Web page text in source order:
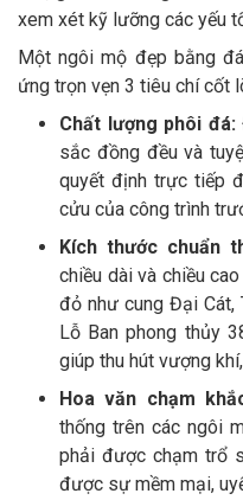
xem xét kỹ lưỡng các yếu
Một ngôi mộ đẹp bằng
ứng trọn vẹn 3 tiêu chí cốt
Chất lượng phôi đá:
sắc đồng đều và
quyết định trực tiếp
cửu của công trình
Kích thước chuẩn
chiều dài và chiều
đỏ như cung Đại Cát,
Lỗ Ban phong thủy
giúp thu hút vượng
Hoa văn chạm
thống trên các ngôi
phải được chạm trổ
được sự mềm mại,